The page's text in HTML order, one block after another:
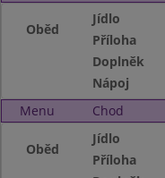
Oběd
Jídlo
Příloha
Doplněk
Nápoj
Menu
Chod
Oběd
Jídlo
Příloha